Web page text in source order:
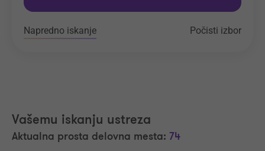
Napredno iskanje Počisti izbor
Vašemu iskanju ustreza
Aktualna prosta delovna mesta: 74